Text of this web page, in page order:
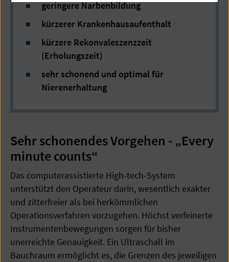
geringere Narbenbildung
kürzerer Krankenhausaufenthalt
kürzere Rekonvaleszenzzeit
(Erholungszeit)
sehr schonend und optimal für
Nierenerhaltung
Sehr schonendes Vorgehen - „Every
minute counts“
Das computerassistierte High-tech-System
unterstützt den Operateur darin, wesentlich exakter
und zitterfreier als bei herkömmlichen
Operationsverfahren vorzugehen. Höchst verfeinerte
Instrumentenbewegungen sorgen für bisher
unerreichte Genauigkeit. Ein Ultraschall im
Bauchraum ermöglicht es, die Grenzen des jeweiligen